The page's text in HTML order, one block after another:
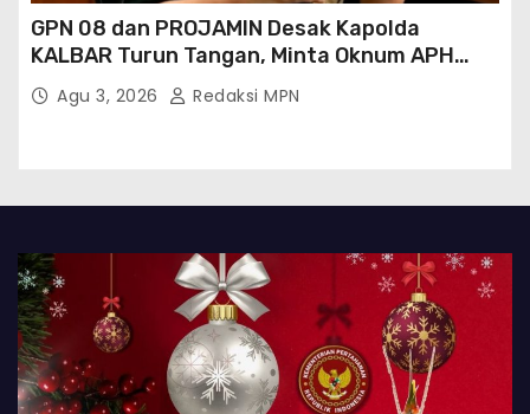
GPN 08 dan PROJAMIN Desak Kapolda
KALBAR Turun Tangan, Minta Oknum APH
Binaan SAWMILL Ilegal Sintang Ditindak
Agu 3, 2026 Redaksi MPN